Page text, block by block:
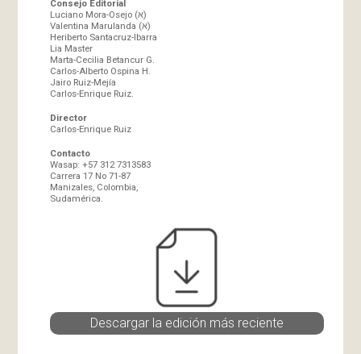
Consejo Editorial
Luciano Mora-Osejo (א)
Valentina Marulanda (א)
Heriberto Santacruz-Ibarra
Lia Master
Marta-Cecilia Betancur G.
Carlos-Alberto Ospina H.
Jairo Ruiz-Mejía
Carlos-Enrique Ruiz.
Director
Carlos-Enrique Ruiz
Contacto
Wasap: +57 312 7313583
Carrera 17 No 71-87
Manizales, Colombia,
Sudamérica.
Descargar la edición más reciente